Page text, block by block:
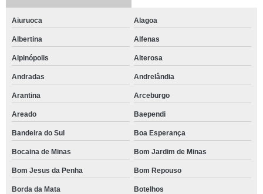
Aiuruoca Alagoa
Albertina Alfenas
Alpinópolis Alterosa
Andradas Andrelândia
Arantina Arceburgo
Areado Baependi
Bandeira do Sul Boa Esperança
Bocaina de Minas Bom Jardim de Minas
Bom Jesus da Penha Bom Repouso
Borda da Mata Botelhos